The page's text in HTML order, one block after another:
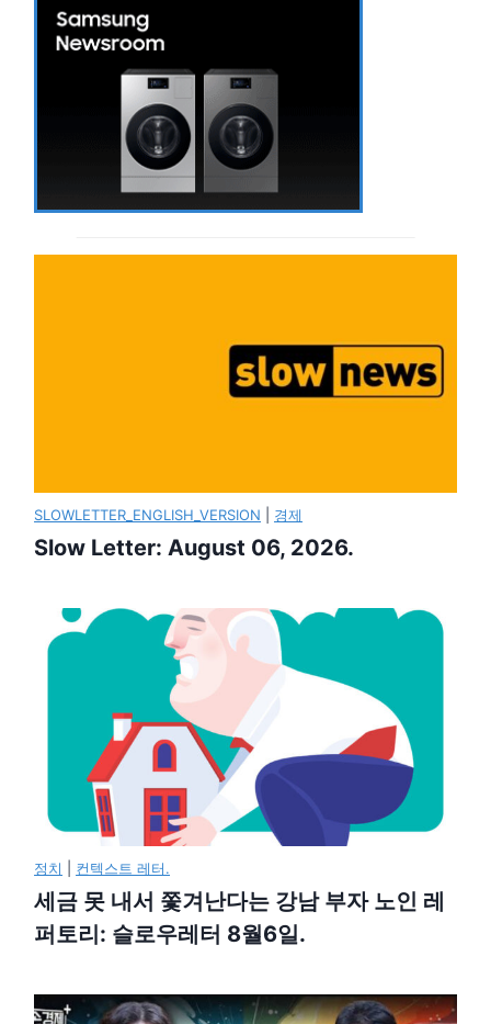
SLOWLETTER_ENGLISH_VERSION 경제
Slow Letter: August 06, 2026.
정치 컨텍스트 레터.
세금 못 내서 쫓겨난다는 강남 부자 노인 레
퍼토리: 슬로우레터 8월6일.